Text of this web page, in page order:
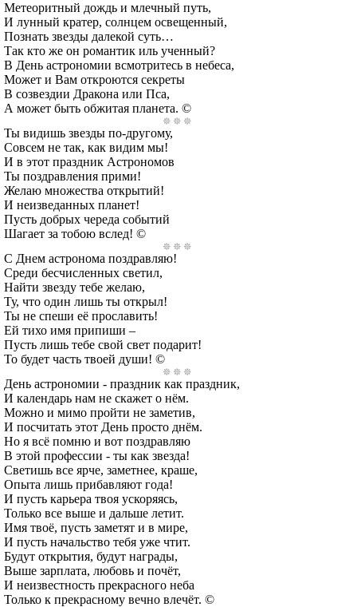
Метеоритный дождь и млечный путь,
И лунный кратер, солнцем освещенный,
Познать звезды далекой суть…
Так кто же он романтик иль ученный?
В День астрономии всмотритесь в небеса,
Может и Вам откроются секреты
В созвездии Дракона или Пса,
А может быть обжитая планета. ©
Ты видишь звезды по-другому,
Совсем не так, как видим мы!
И в этот праздник Астрономов
Ты поздравления прими!
Желаю множества открытий!
И неизведанных планет!
Пусть добрых череда событий
Шагает за тобою вслед! ©
С Днем астронома поздравляю!
Среди бесчисленных светил,
Найти звезду тебе желаю,
Ту, что один лишь ты открыл!
Ты не спеши её прославить!
Ей тихо имя припиши –
Пусть лишь тебе свой свет подарит!
То будет часть твоей души! ©
День астрономии - праздник как праздник,
И календарь нам не скажет о нём.
Можно и мимо пройти не заметив,
И посчитать этот День просто днём.
Но я всё помню и вот поздравляю
В этой профессии - ты как звезда!
Светишь все ярче, заметнее, краше,
Опыта лишь прибавляют года!
И пусть карьера твоя ускоряясь,
Только все выше и дальше летит.
Имя твоё, пусть заметят и в мире,
И пусть начальство тебя уже чтит.
Будут открытия, будут награды,
Выше зарплата, любовь и почёт,
И неизвестность прекрасного неба
Только к прекрасному вечно влечёт. ©